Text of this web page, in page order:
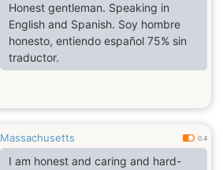
Honest gentleman. Speaking in
English and Spanish. Soy hombre
honesto, entiendo español 75% sin
traductor.
Massachusetts 0.4
I am honest and caring and hard-